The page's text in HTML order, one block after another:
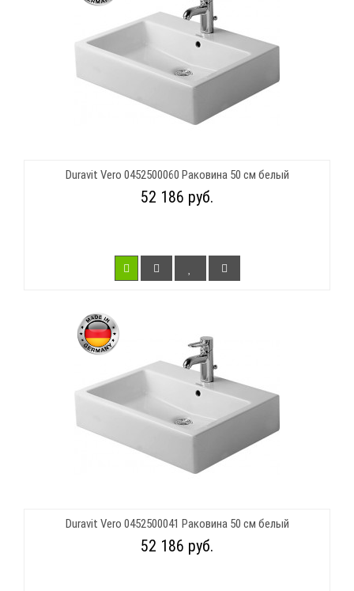
Duravit Vero 0452500060 Раковина 50 см белый
52 186 руб.
Duravit Vero 0452500041 Раковина 50 см белый
52 186 руб.